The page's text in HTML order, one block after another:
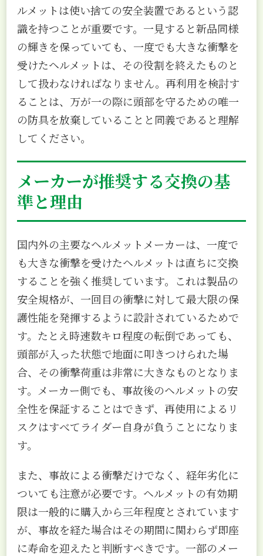
ルメットは使い捨ての安全装置であるという認
識を持つことが重要です。一見すると新品同様
の輝きを保っていても、一度でも大きな衝撃を
受けたヘルメットは、その役割を終えたものと
して扱わなければなりません。再利用を検討す
ることは、万が一の際に頭部を守るための唯一
の防具を放棄していることと同義であると理解
してください。
メーカーが推奨する交換の基
準と理由
国内外の主要なヘルメットメーカーは、一度で
も大きな衝撃を受けたヘルメットは直ちに交換
することを強く推奨しています。これは製品の
安全規格が、一回目の衝撃に対して最大限の保
護性能を発揮するように設計されているためで
す。たとえ時速数キロ程度の転倒であっても、
頭部が入った状態で地面に叩きつけられた場
合、その衝撃荷重は非常に大きなものとなりま
す。メーカー側でも、事故後のヘルメットの安
全性を保証することはできず、再使用によるリ
スクはすべてライダー自身が負うことになりま
す。
また、事故による衝撃だけでなく、経年劣化に
ついても注意が必要です。ヘルメットの有効期
限は一般的に購入から三年程度とされています
が、事故を経た場合はその期間に関わらず即座
に寿命を迎えたと判断すべきです。一部のメー